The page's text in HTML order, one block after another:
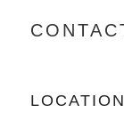
6/10（
バーサ
LOCATION